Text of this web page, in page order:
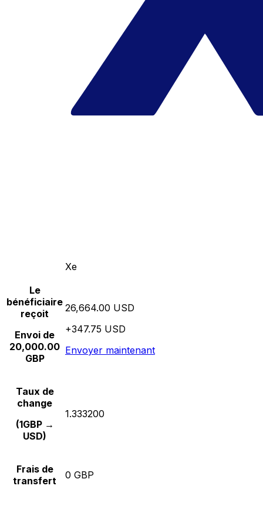
Xe
Le
bénéficiaire
reçoit
Envoi de
20,000.00
GBP
26,664.00 USD
+347.75 USD
Envoyer maintenant
Taux de
change
(1GBP →
USD)
1.333200
Frais de
transfert
0 GBP